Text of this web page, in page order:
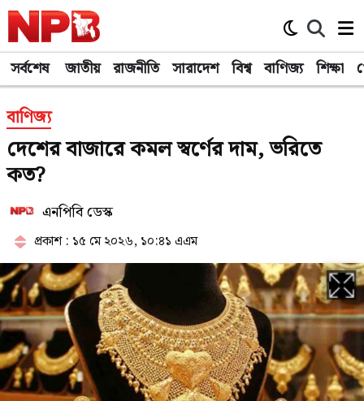
সর্বশেষ জাতীয় রাজনীতি সারাদেশ বিশ্ব বাণিজ্য শিক্ষা
বাণিজ্য
দেশের বাজারে কমল স্বর্ণের দাম, ভরিতে
কত?
এনপিবি ডেস্ক
প্রকাশ : ১৫ মে ২০২৬, ১০:৪১ এএম